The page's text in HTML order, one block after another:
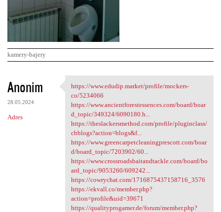
kamery-bajery
K
o
m
e
Anonim
28.05.2024
Adres
https://www.edudip.market
https://www.edudip.market/profile/mockers-
co/5234066
https://www.ancientforestessences.com/board/boar
d_topic/349324/6090180.h...
https://theslackersmethod.com/profile/pluginclass/
cbblogs?action=blogs&f...
https://www.greencarpetcleaningprescott.com/boar
d/board_topic/7203902/60...
https://www.crossroadsbaitandtackle.com/board/bo
ard_topic/9053260/609242...
https://cowrychat.com/1716875437158716_3576
https://ekvall.co/member.php?
action=profile&uid=39671
https://qualityprogamer.de/forum/member.php?